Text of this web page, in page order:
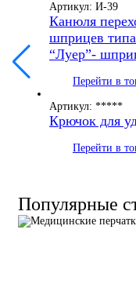
Артикул: И-39
Канюля
шприцев типа
“Луер”-
Перейти в
Артикул: *****
Крючок для
Перейти в
Популярные